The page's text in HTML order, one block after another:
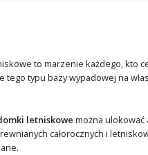
to marzenie każdego, kto
tego typu bazy wypadowej na
letniskowe można ulokować
całorocznych i